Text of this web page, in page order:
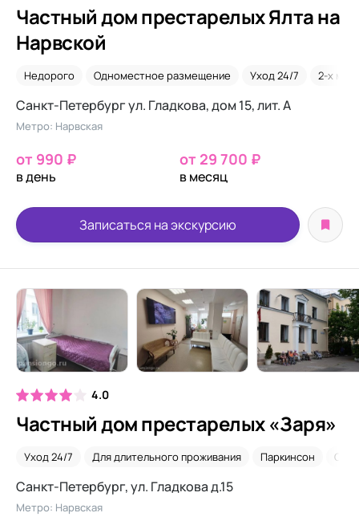
Частный дом престарелых Ялта на
Нарвской
Недорого Одноместное размещение Уход 24/7 2-х
Санкт-Петербург ул. Гладкова, дом 15, лит. А
Метро: Нарвская
от 990 ₽
в день
от 29 700 ₽
в месяц
Записаться на экскурсию
4.0
Частный дом престарелых «Заря»
Уход 24/7 Для длительного проживания Паркинсон
Санкт-Петербург, ул. Гладкова д.15
Метро: Нарвская